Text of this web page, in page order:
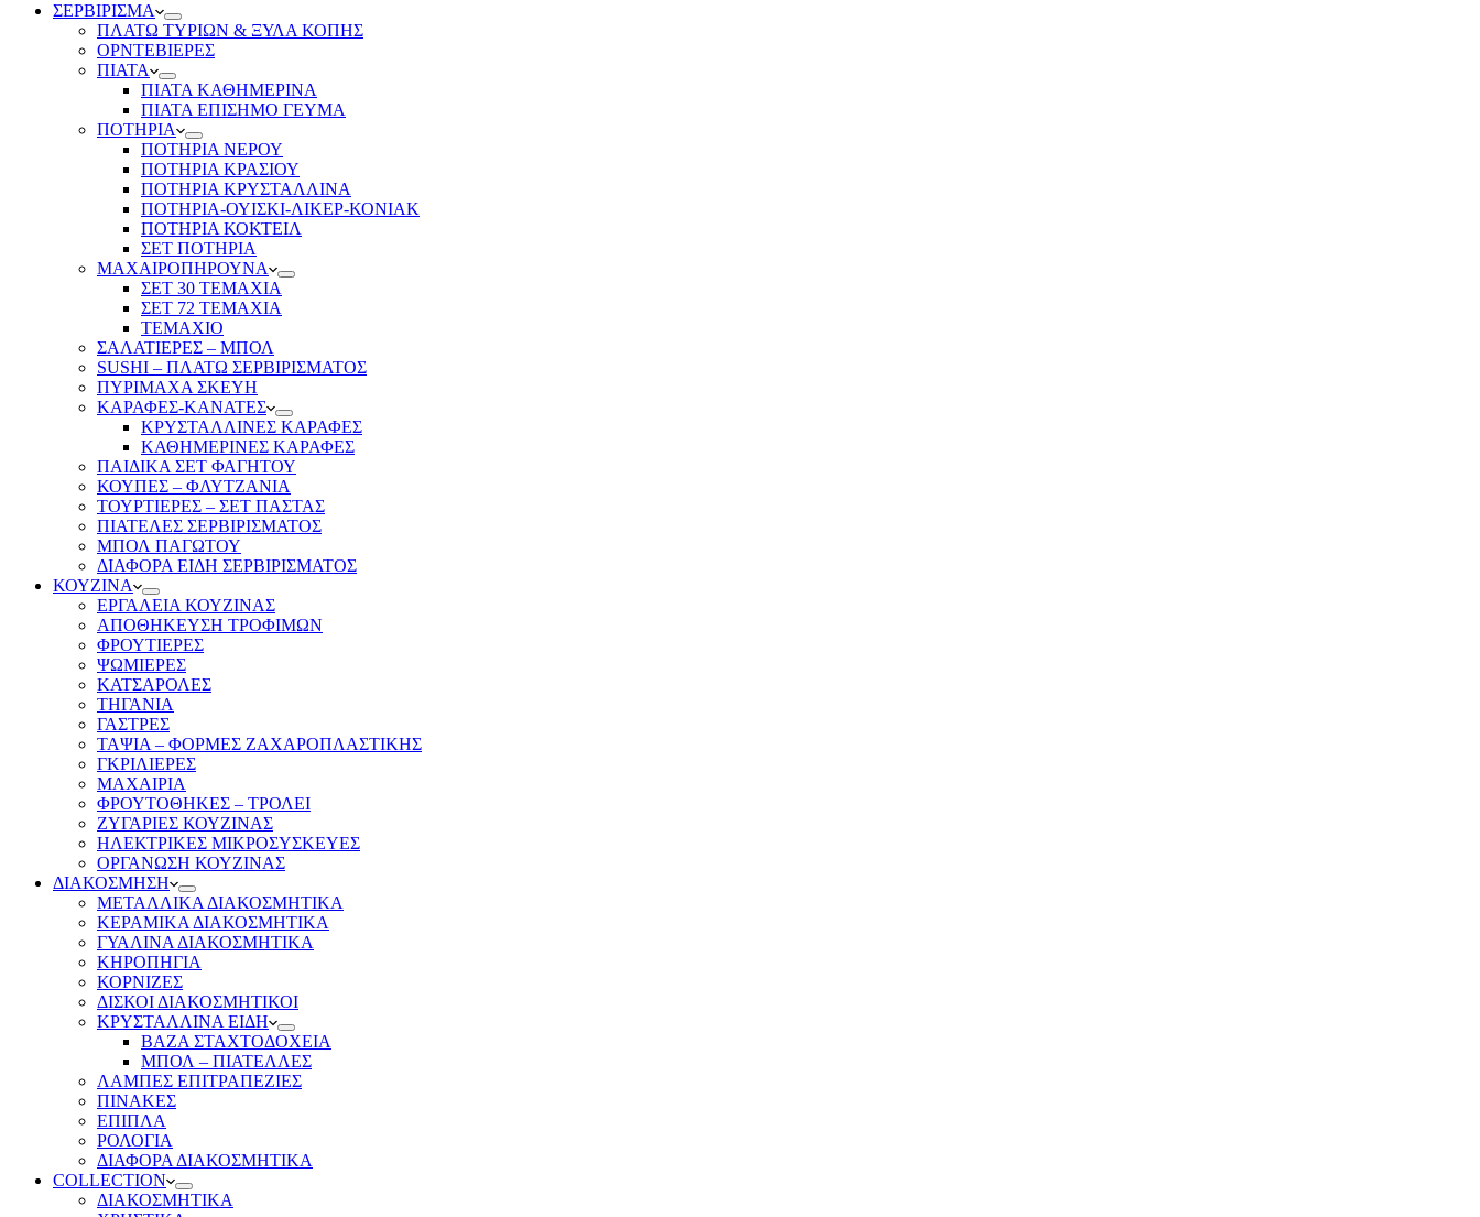
ΣΕΡΒΙΡΙΣΜΑ
ΠΛΑΤΩ ΤΥΡΙΩΝ & ΞΥΛΑ ΚΟΠΗΣ
ΟΡΝΤΕΒΙΕΡΕΣ
ΠΙΑΤΑ
ΠΙΑΤΑ ΚΑΘΗΜΕΡΙΝΑ
ΠΙΑΤΑ ΕΠΙΣΗΜΟ ΓΕΥΜΑ
ΠΟΤΗΡΙΑ
ΠΟΤΗΡΙΑ ΝΕΡΟΥ
ΠΟΤΗΡΙΑ ΚΡΑΣΙΟΥ
ΠΟΤΗΡΙΑ ΚΡΥΣΤΑΛΛΙΝΑ
ΠΟΤΗΡΙΑ-ΟΥΙΣΚΙ-ΛΙΚΕΡ-ΚΟΝΙΑΚ
ΠΟΤΗΡΙΑ ΚΟΚΤΕΙΛ
ΣΕΤ ΠΟΤΗΡΙΑ
ΜΑΧΑΙΡΟΠΗΡΟΥΝΑ
ΣΕΤ 30 ΤΕΜΑΧΙΑ
ΣΕΤ 72 ΤΕΜΑΧΙΑ
ΤΕΜΑΧΙΟ
ΣΑΛΑΤΙΕΡΕΣ – ΜΠΟΛ
SUSHI – ΠΛΑΤΩ ΣΕΡΒΙΡΙΣΜΑΤΟΣ
ΠΥΡΙΜΑΧΑ ΣΚΕΥΗ
ΚΑΡΑΦΕΣ-ΚΑΝΑΤΕΣ
ΚΡΥΣΤΑΛΛΙΝΕΣ ΚΑΡΑΦΕΣ
ΚΑΘΗΜΕΡΙΝΕΣ ΚΑΡΑΦΕΣ
ΠΑΙΔΙΚΑ ΣΕΤ ΦΑΓΗΤΟΥ
ΚΟΥΠΕΣ – ΦΛΥΤΖΑΝΙΑ
ΤΟΥΡΤΙΕΡΕΣ – ΣΕΤ ΠΑΣΤΑΣ
ΠΙΑΤΕΛΕΣ ΣΕΡΒΙΡΙΣΜΑΤΟΣ
ΜΠΟΛ ΠΑΓΩΤΟΥ
ΔΙΑΦΟΡΑ ΕΙΔΗ ΣΕΡΒΙΡΙΣΜΑΤΟΣ
ΚΟΥΖΙΝΑ
ΕΡΓΑΛΕΙΑ ΚΟΥΖΙΝΑΣ
ΑΠΟΘΗΚΕΥΣΗ ΤΡΟΦΙΜΩΝ
ΦΡΟΥΤΙΕΡΕΣ
ΨΩΜΙΕΡΕΣ
ΚΑΤΣΑΡΟΛΕΣ
ΤΗΓΑΝΙΑ
ΓΑΣΤΡΕΣ
ΤΑΨΙΑ – ΦΟΡΜΕΣ ΖΑΧΑΡΟΠΛΑΣΤΙΚΗΣ
ΓΚΡΙΛΙΕΡΕΣ
ΜΑΧΑΙΡΙΑ
ΦΡΟΥΤΟΘΗΚΕΣ – ΤΡΟΛΕΙ
ΖΥΓΑΡΙΕΣ ΚΟΥΖΙΝΑΣ
ΗΛΕΚΤΡΙΚΕΣ ΜΙΚΡΟΣΥΣΚΕΥΕΣ
ΟΡΓΑΝΩΣΗ ΚΟΥΖΙΝΑΣ
ΔΙΑΚΟΣΜΗΣΗ
ΜΕΤΑΛΛΙΚΑ ΔΙΑΚΟΣΜΗΤΙΚΑ
ΚΕΡΑΜΙΚΑ ΔΙΑΚΟΣΜΗΤΙΚΑ
ΓΥΑΛΙΝΑ ΔΙΑΚΟΣΜΗΤΙΚΑ
ΚΗΡΟΠΗΓΙΑ
ΚΟΡΝΙΖΕΣ
ΔΙΣΚΟΙ ΔΙΑΚΟΣΜΗΤΙΚΟΙ
ΚΡΥΣΤΑΛΛΙΝΑ ΕΙΔΗ
ΒΑΖΑ ΣΤΑΧΤΟΔΟΧΕΙΑ
ΜΠΟΛ – ΠΙΑΤΕΛΛΕΣ
ΛΑΜΠΕΣ ΕΠΙΤΡΑΠΕΖΙΕΣ
ΠΙΝΑΚΕΣ
ΕΠΙΠΛΑ
ΡΟΛΟΓΙΑ
ΔΙΑΦΟΡΑ ΔΙΑΚΟΣΜΗΤΙΚΑ
COLLECTION
ΔΙΑΚΟΣΜΗΤΙΚΑ